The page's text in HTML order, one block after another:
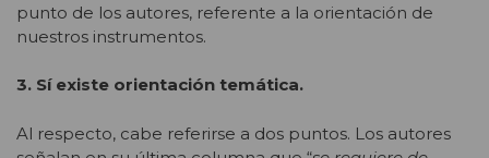
punto de los autores, referente a la orientación de
nuestros instrumentos.
3. Sí existe orientación temática.
Al respecto, cabe referirse a dos puntos. Los autores